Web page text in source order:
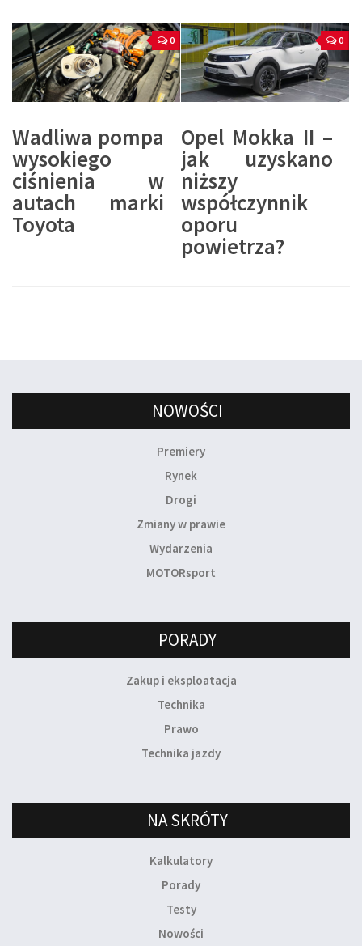
0
Wadliwa pompa
wysokiego
ciśnienia w
autach marki
Toyota
0
Opel Mokka II –
jak uzyskano
niższy
współczynnik
oporu
powietrza?
NOWOŚCI
Premiery
Rynek
Drogi
Zmiany w prawie
Wydarzenia
MOTORsport
PORADY
Zakup i eksploatacja
Technika
Prawo
Technika jazdy
NA SKRÓTY
Kalkulatory
Porady
Testy
Nowości